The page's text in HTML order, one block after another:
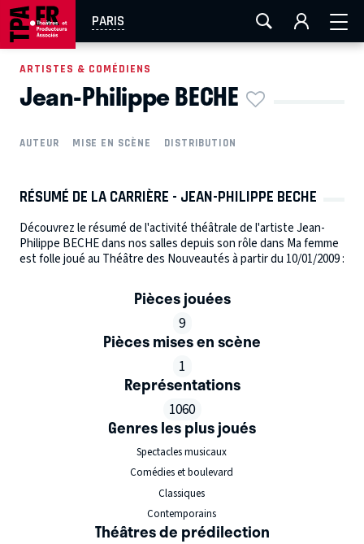
PARIS
AIX-MARSEILLE LA ROCHELLE
EN TOURNÉE
ARTISTES & COMÉDIENS
Jean-Philippe BECHE
AUTEUR MISE EN SCÈNE DISTRIBUTION
RÉSUMÉ DE LA CARRIÈRE - JEAN-PHILIPPE BECHE
Découvrez le résumé de l'activité théâtrale de l'artiste Jean-
Philippe BECHE dans nos salles depuis son rôle dans Ma femme
est folle joué au Théâtre des Nouveautés à partir du 10/01/2009 :
Pièces jouées
9
Pièces mises en scène
1
Représentations
1060
Genres les plus joués
Spectacles musicaux
Comédies et boulevard
Classiques
Contemporains
Théâtres de prédilection